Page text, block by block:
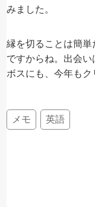
みました。
縁を切ることは簡
ですからね。出会
ボスにも、今年も
メモ 英語